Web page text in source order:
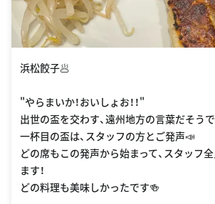
浜松餃子🥟
"やらまいか！おいしょお！！"
出世の盃を交わす、遠州地方の言葉だそうで
一杯目の盃は、スタッフの方とご発声📣
どの席もこの発声から始まって、スタッフ
ます！
どの料理も美味しかったです🍻